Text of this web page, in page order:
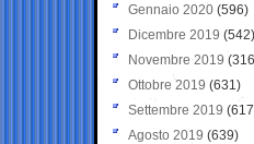
Gennaio 2020 (596)
Dicembre 2019 (542)
Novembre 2019
Ottobre 2019 (631)
Settembre 2019
Agosto 2019 (639)